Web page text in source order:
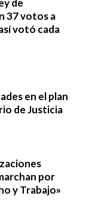
de
37 votos a
votó cada
en el plan
de Justicia
por
y Trabajo»